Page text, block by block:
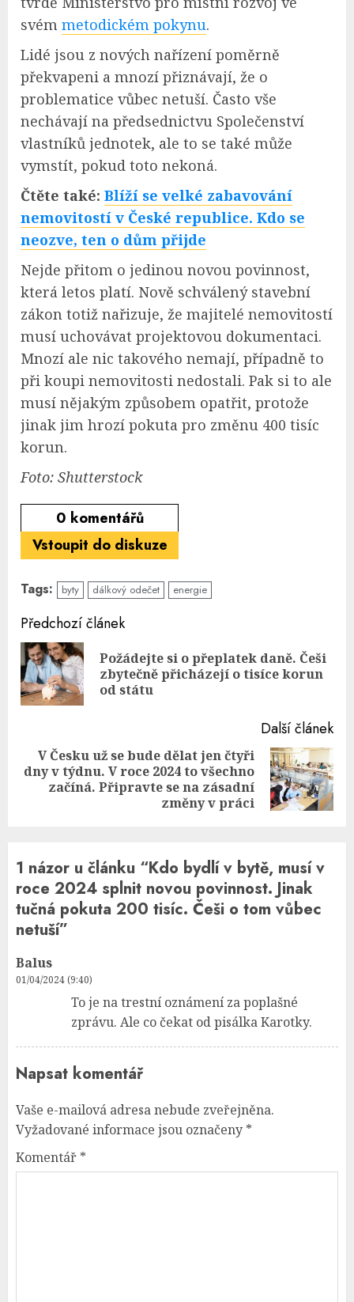
svém metodickém pokynu.
Lidé jsou z nových nařízení poměrně
překvapeni a mnozí přiznávají, že o
problematice vůbec netuší. Často vše
nechávají na předsednictvu Společenství
vlastníků jednotek, ale to se také může
vymstít, pokud toto nekoná.
Čtěte také: Blíží se velké zabavování
nemovitostí v České republice. Kdo se
neozve, ten o dům přijde
Nejde přitom o jedinou novou povinnost,
která letos platí. Nově schválený stavební
zákon totiž nařizuje, že majitelé nemovitostí
musí uchovávat projektovou dokumentaci.
Mnozí ale nic takového nemají, případně to
při koupi nemovitosti nedostali. Pak si to ale
musí nějakým způsobem opatřit, protože
jinak jim hrozí pokuta pro změnu 400 tisíc
korun.
Foto: Shutterstock
0 komentářů
Vstoupit do diskuze
Tags: byty dálkový odečet energie
Continue
Reading
Předchozí článek
Požádejte si o přeplatek daně. Češi
zbytečně přicházejí o tisíce korun
od státu
Další článek
Next
post:
V Česku už se bude dělat jen čtyři
dny v týdnu. V roce 2024 to všechno
začíná. Připravte se na zásadní
změny v práci
1 názor u článku “Kdo bydlí v bytě, musí v
roce 2024 splnit novou povinnost. Jinak
tučná pokuta 200 tisíc. Češi o tom vůbec
netuší”
Balus
01/04/2024 (9:40)
To je na trestní oznámení za poplašné
zprávu. Ale co čekat od pisálka Karotky.
Napsat komentář
Vaše e-mailová adresa nebude zveřejněna.
Vyžadované informace jsou označeny *
Komentář *